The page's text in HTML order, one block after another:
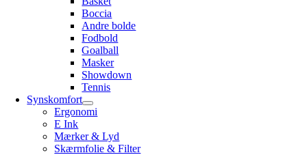
Boccia
Andre bolde
Fodbold
Goalball
Masker
Showdown
Tennis
Synskomfort
Ergonomi
E Ink
Mærker & Lyd
Skærmfolie & Filter